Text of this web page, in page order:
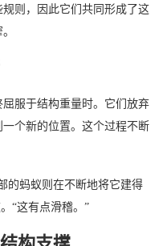
则，因此它们共同形成了这
服于结构重量时。它们放弃
个新的位置。这个过程不断
的蚂蚁则在不断地将它建得
“这有点滑稽。”